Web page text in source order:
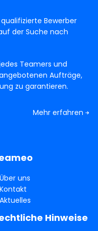
Bewerber
der Suche nach
Teamers und
Aufträge,
zu garantieren.
Mehr erfahren
Über uns
Kontakt
Aktuelles
Hinweise